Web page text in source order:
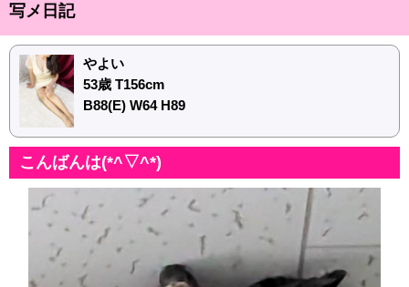
写メ日記
やよい
53歳 T156cm
B88(E) W64 H89
こんばんは(*^▽^*)